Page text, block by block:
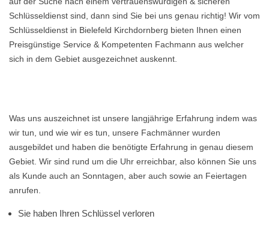
Schlüsseldienst sind, dann sind Sie bei uns genau richtig! Wir vom
Schlüsseldienst in Bielefeld Kirchdornberg bieten Ihnen einen
Preisgünstige Service & Kompetenten Fachmann aus welcher
sich in dem Gebiet ausgezeichnet auskennt.
Was uns auszeichnet ist unsere langjährige Erfahrung indem was
wir tun, und wie wir es tun, unsere Fachmänner wurden
ausgebildet und haben die benötigte Erfahrung in genau diesem
Gebiet. Wir sind rund um die Uhr erreichbar, also können Sie uns
als Kunde auch an Sonntagen, aber auch sowie an Feiertagen
anrufen.
Sie haben Ihren Schlüssel verloren